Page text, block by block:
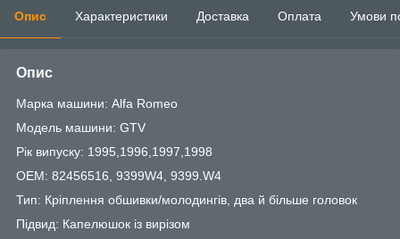
Опис Характеристики Доставка Оплата Умови
Опис
Марка машини: Alfa Romeo
Модель машини: GTV
Рік випуску: 1995,1996,1997,1998
OEM: 82456516, 9399W4, 9399.W4
Тип: Кріплення обшивки/молодингів, два й більше головок
Підвид: Капелюшок із вирізом